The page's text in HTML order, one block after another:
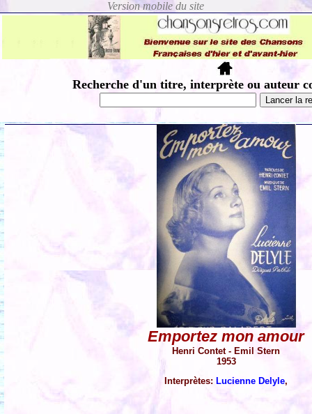
Recherche d'un titre, interprète ou auteur
Emportez mon amour
Henri Contet - Emil Stern
1953
Interprètes:Lucienne Delyle,